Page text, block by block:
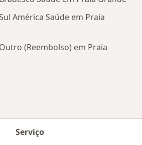
América Saúde em Praia
(Reembolso) em Praia
Serviço